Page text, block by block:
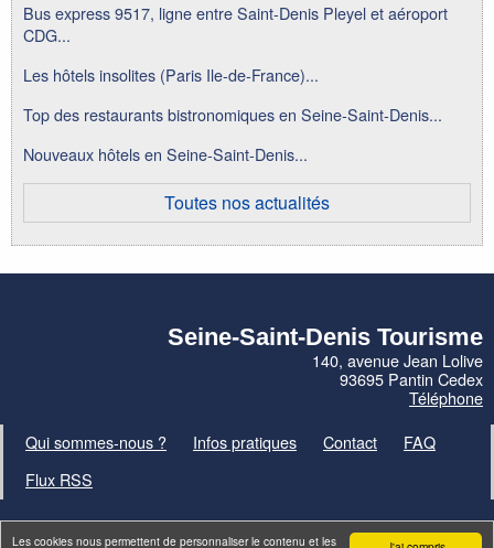
Les cookies nous permettent de personnaliser le contenu et les
Bus express 9517, ligne entre Saint-Denis Pleyel et aéroport
CDG...
Les hôtels insolites (Paris Ile-de-France)...
Top des restaurants bistronomiques en Seine-Saint-Denis...
Nouveaux hôtels en Seine-Saint-Denis...
Toutes nos actualités
Seine-Saint-Denis Tourisme
140, avenue Jean Lolive
93695 Pantin Cedex
Téléphone
Qui sommes-nous ?
Infos pratiques Contact
FAQ
Flux RSS